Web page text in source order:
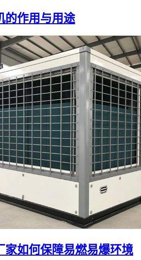
的作用与用途
家如何保障易燃易爆环境